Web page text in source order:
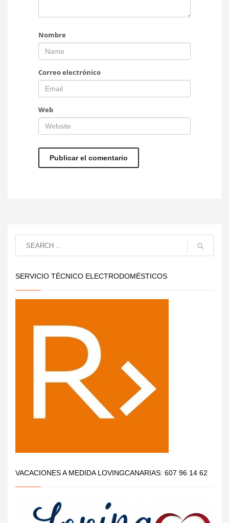
Nombre
Correo electrónico
Web
SERVICIO TÉCNICO ELECTRODOMÉSTICOS
VACACIONES A MEDIDA LOVINGCANARIAS: 607 96 14 62